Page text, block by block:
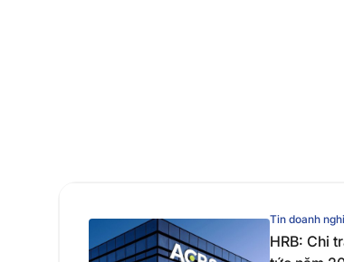
Tin doanh
HRB: Chi